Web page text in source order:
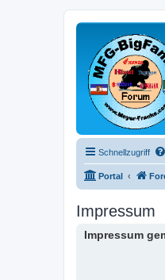
Schnellzugriff
Portal
Impressum
Impressum